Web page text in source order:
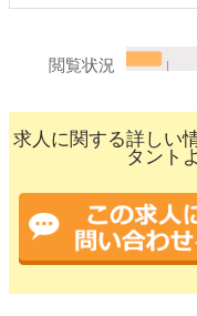
閲覧状況
求人に関する詳しい
タント